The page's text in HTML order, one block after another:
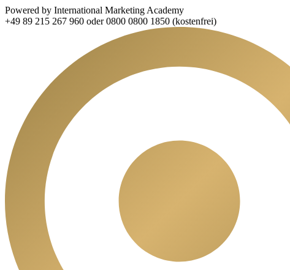
Powered by International Marketing Academy
+49 89 215 267 960 oder 0800 0800 1850 (kostenfrei)